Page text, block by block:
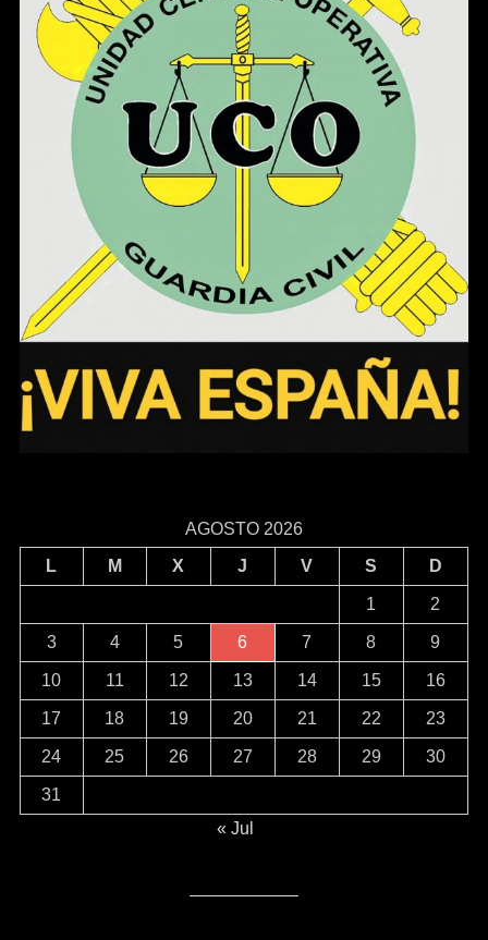
AGOSTO 2026
L
M X J V S D
1 2
3 4 5 6 7 8 9
10 11 12 13 14 15 16
17 18 19 20 21 22 23
24 25 26 27 28 29 30
31
« Jul